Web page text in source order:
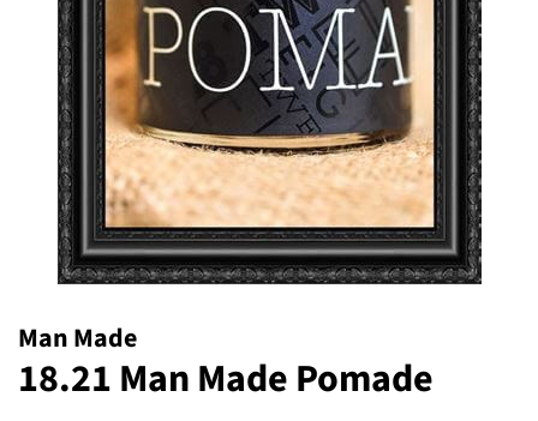
Man Made
18.21 Man Made Pomade